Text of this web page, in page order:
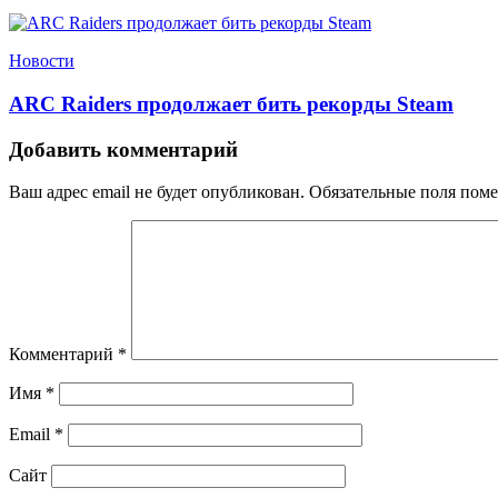
Новости
ARC Raiders продолжает бить рекорды Steam
Добавить комментарий
Ваш адрес email не будет опубликован. Обязательные поля
Комментарий *
Имя *
Email *
Сайт